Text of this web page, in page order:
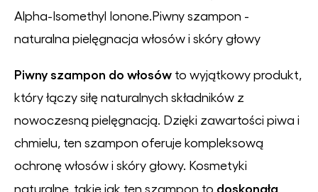
Alpha-Isomethyl Ionone.Piwny szampon -
naturalna pielęgnacja włosów i skóry głowy
Piwny szampon do włosów to wyjątkowy produkt,
który łączy siłę naturalnych składników z
nowoczesną pielęgnacją. Dzięki zawartości piwa i
chmielu, ten szampon oferuje kompleksową
ochronę włosów i skóry głowy. Kosmetyki
naturalne, takie jak ten szampon to doskonała